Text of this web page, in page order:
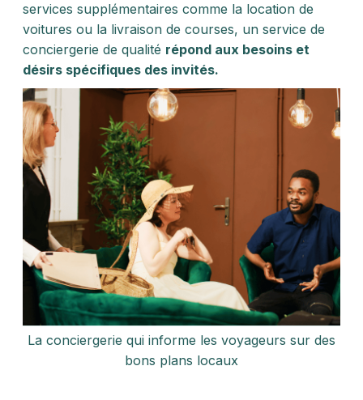
services supplémentaires comme la location de
voitures ou la livraison de courses, un service de
conciergerie de qualité répond aux besoins et
désirs spécifiques des invités.
La conciergerie qui informe les voyageurs sur des
bons plans locaux